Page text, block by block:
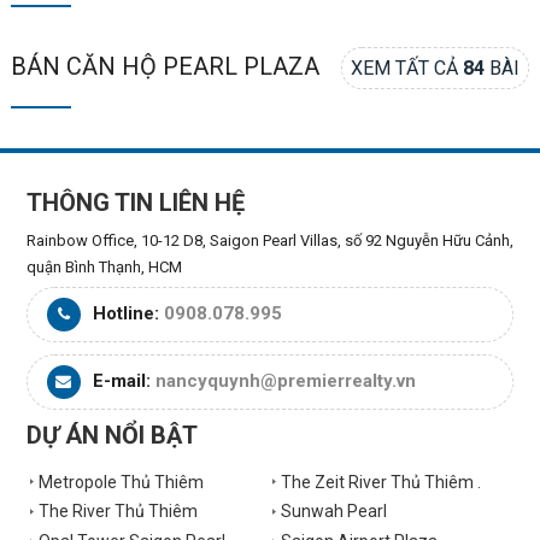
BÁN CĂN HỘ PEARL PLAZA XEM TẤT CẢ 84 BÀI
THÔNG TIN LIÊN HỆ
Rainbow Office, 10-12 D8, Saigon Pearl Villas, số 92 Nguyễn Hữu Cảnh,
quận Bình Thạnh, HCM
Hotline: 0908.078.995
E-mail: nancyquynh@premierrealty.vn
DỰ ÁN NỔI BẬT
Metropole Thủ Thiêm
The Zeit River Thủ Thiêm .
The River Thủ Thiêm
Sunwah Pearl